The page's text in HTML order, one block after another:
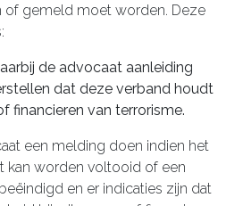
of gemeld moet worden. Deze
de advocaat aanleiding
dat deze verband houdt
financieren van terrorisme.
een melding doen indien het
kan worden voltooid of een
en er indicaties zijn dat